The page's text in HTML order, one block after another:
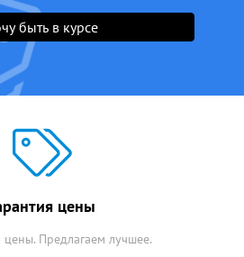
быть в курсе
цены
Предлагаем лучшее.